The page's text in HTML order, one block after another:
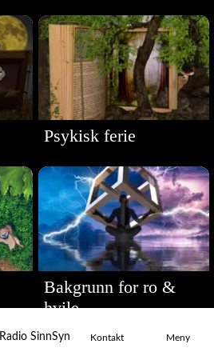
Psykisk ferie
Bakgrunn for ro &
hvile
Radio SinnSyn Kontakt Meny